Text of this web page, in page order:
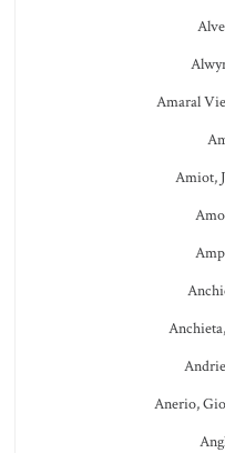
Amaral
Amiot,
Anerio,